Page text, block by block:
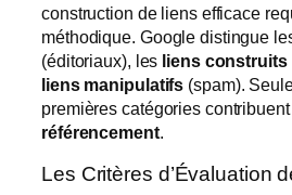
construction de liens efficace
méthodique. Google distingue
(éditoriaux), les liens construits
liens manipulatifs (spam).
premières catégories
référencement.
Les Critères d’Évaluation